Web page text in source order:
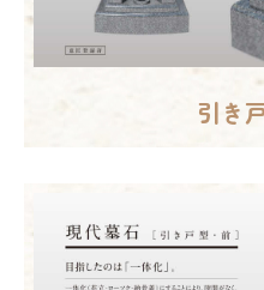
引き